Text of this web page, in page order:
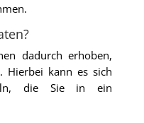
dadurch erhoben,
Hierbei kann es sich
die Sie in ein